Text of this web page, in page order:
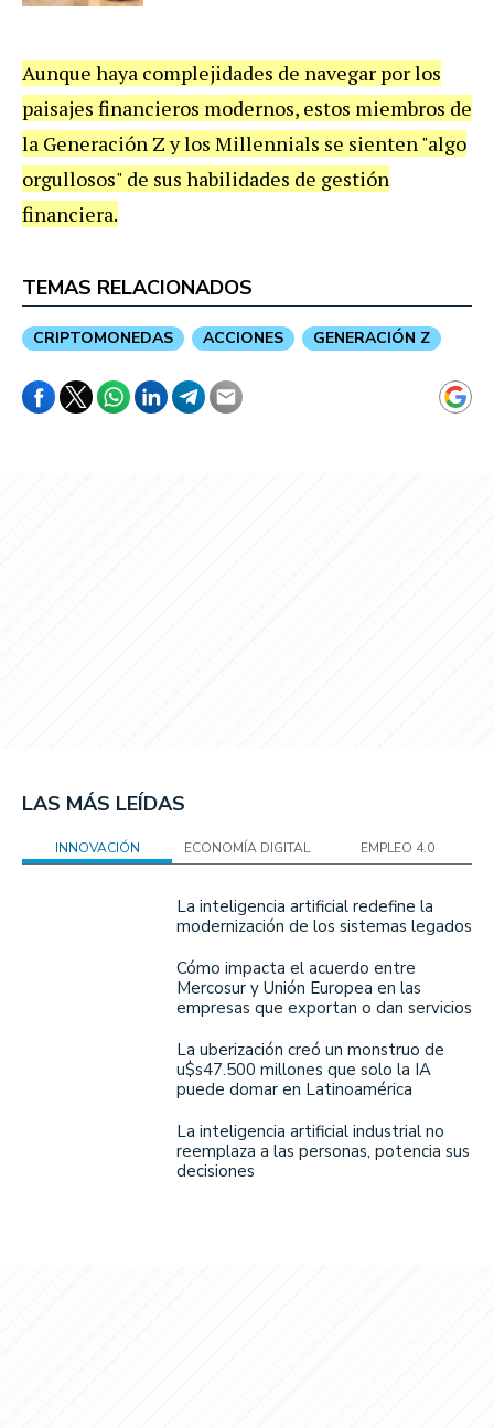
Aunque haya complejidades de navegar por los
paisajes financieros modernos, estos miembros de
la Generación Z y los Millennials se sienten "algo
orgullosos" de sus habilidades de gestión
financiera.
TEMAS RELACIONADOS
CRIPTOMONEDAS ACCIONES GENERACIÓN Z
LAS MÁS LEÍDAS
INNOVACIÓN ECONOMÍA DIGITAL EMPLEO 4.0
La inteligencia artificial redefine la
modernización de los sistemas legados
Cómo impacta el acuerdo entre
Mercosur y Unión Europea en las
empresas que exportan o dan servicios
La uberización creó un monstruo de
u$s47.500 millones que solo la IA
puede domar en Latinoamérica
La inteligencia artificial industrial no
reemplaza a las personas, potencia sus
decisiones